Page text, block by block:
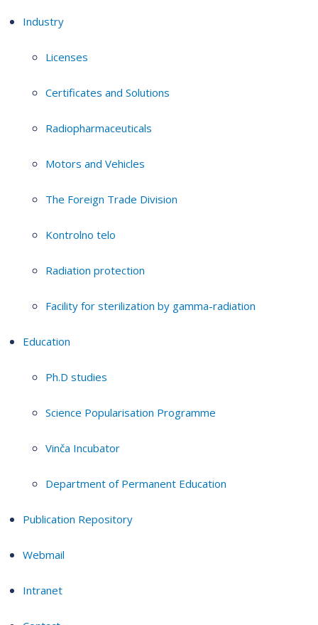
Industry
Licenses
Certificates and Solutions
Radiopharmaceuticals
Motors and Vehicles
The Foreign Trade Division
Kontrolno telo
Radiation protection
Facility for sterilization by gamma-radiation
Education
Ph.D studies
Science Popularisation Programme
Vinča Incubator
Department of Permanent Education
Publication Repository
Webmail
Intranet